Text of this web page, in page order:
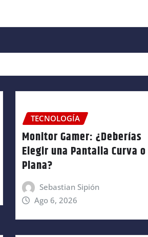
TECNOLOGÍA
Monitor Gamer: ¿Deberías
Elegir una Pantalla Curva o
Plana?
Sebastian Sipión
Ago 6, 2026